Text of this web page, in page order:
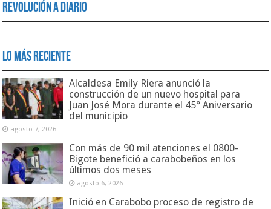
Revolución a Diario
Lo Más Reciente
Alcaldesa Emily Riera anunció la
construcción de un nuevo hospital para
Juan José Mora durante el 45° Aniversario
del municipio
agosto 7, 2026
Con más de 90 mil atenciones el 0800-
Bigote benefició a carabobeños en los
últimos dos meses
agosto 6, 2026
Inició en Carabobo proceso de registro de